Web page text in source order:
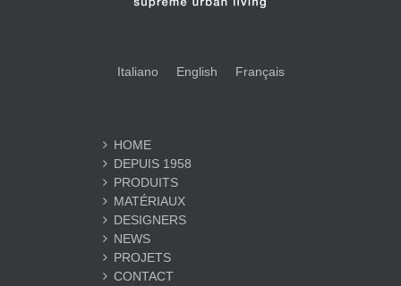
Italiano English Français
HOME
DEPUIS 1958
PRODUITS
MATÉRIAUX
DESIGNERS
NEWS
PROJETS
CONTACT